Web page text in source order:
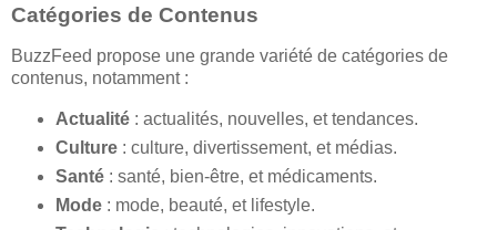
Catégories de Contenus
BuzzFeed propose une grande variété de catégories de
contenus, notamment :
Actualité: actualités, nouvelles, et tendances.
Culture: culture, divertissement, et médias.
Santé: santé, bien-être, et médicaments.
Mode: mode, beauté, et lifestyle.